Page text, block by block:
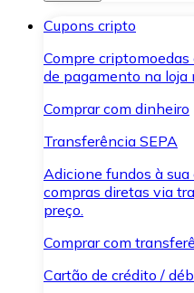
Cupons cripto
Compre
de pagamento na loja
Comprar com dinheiro
Transferência SEPA
Adicione fundos à
compras diretas via
preço.
Comprar com
Cartão de crédito /